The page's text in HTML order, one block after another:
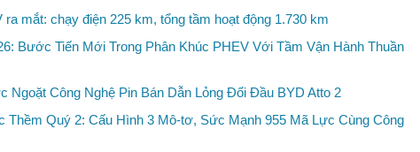
mắt: chạy điện 225 km, tổng tầm hoạt động 1.730 km
Bước Tiến Mới Trong Phân Khúc PHEV Với Tầm Vận Hành Thuần
Ngoặt Công Nghệ Pin Bán Dẫn Lỏng Đối Đầu BYD Atto 2
Thềm Quý 2: Cấu Hình 3 Mô-tơ, Sức Mạnh 955 Mã Lực Cùng Công